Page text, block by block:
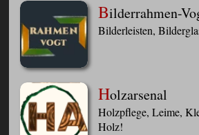
Bilderrahmen-
Bilderleisten,
Holzarsenal
Holzpflege, Leime,
Holz!